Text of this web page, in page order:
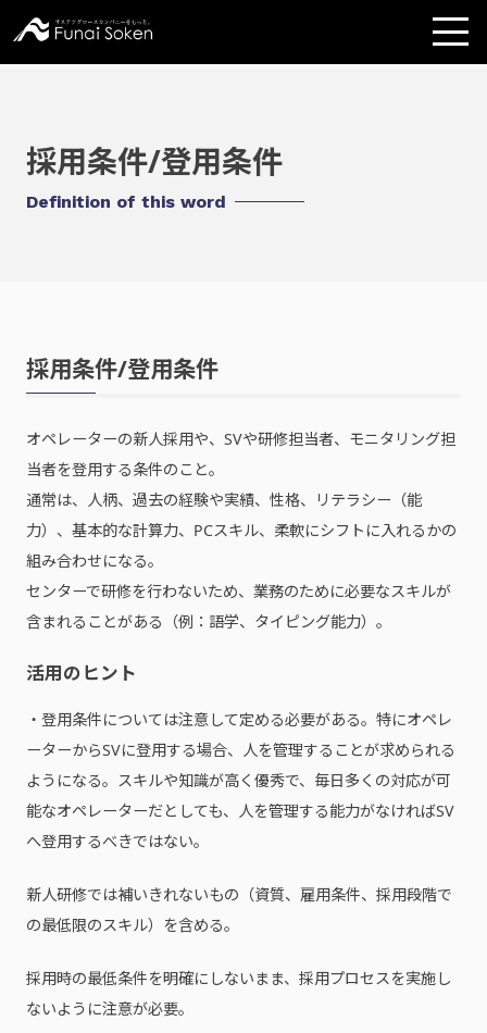
採用条件/登用条件
Definition of this word
採用条件/登用条件
オペレーターの新人採用や、SVや研修担当者、モニタリング担
当者を登用する条件のこと。
通常は、人柄、過去の経験や実績、性格、リテラシー（能
力）、基本的な計算力、PCスキル、柔軟にシフトに入れるかの
組み合わせになる。
センターで研修を行わないため、業務のために必要なスキルが
含まれることがある（例：語学、タイピング能力）。
活用のヒント
・登用条件については注意して定める必要がある。特にオペレ
ーターからSVに登用する場合、人を管理することが求められる
ようになる。スキルや知識が高く優秀で、毎日多くの対応が可
能なオペレーターだとしても、人を管理する能力がなければSV
へ登用するべきではない。
新人研修では補いきれないもの（資質、雇用条件、採用段階で
の最低限のスキル）を含める。
採用時の最低条件を明確にしないまま、採用プロセスを実施し
ないように注意が必要。